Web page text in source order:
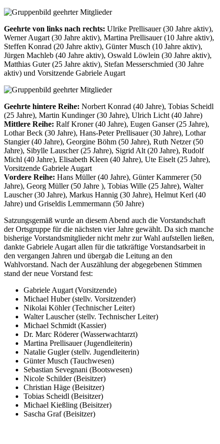
Geehrte von links nach rechts: Ulrike Prellisauer (30 Jahre aktiv),
Werner Augart (30 Jahre aktiv), Martina Prellisauer (10 Jahre aktiv),
Steffen Konrad (20 Jahre aktiv), Günter Musch (10 Jahre aktiv),
Jürgen Machleb (40 Jahre aktiv), Oswald Löwlein (30 Jahre aktiv),
Matthias Guter (25 Jahre aktiv), Stefan Messerschmied (30 Jahre
aktiv) und Vorsitzende Gabriele Augart
Geehrte hintere Reihe: Norbert Konrad (40 Jahre), Tobias Scheidl
(25 Jahre), Martin Kundinger (30 Jahre), Ulrich Licht (40 Jahre)
Mittlere Reihe: Ralf Kroner (40 Jahre), Eugen Ganser (25 Jahre),
Lothar Beck (30 Jahre), Hans-Peter Prellisauer (30 Jahre), Lothar
Stangier (40 Jahre), Georgine Böhm (50 Jahre), Ruth Netzer (50
Jahre), Sibylle Lauscher (25 Jahre), Sigrid Alt (20 Jahre), Rudolf
Michl (40 Jahre), Elisabeth Kleen (40 Jahre), Ute Eiselt (25 Jahre),
Vorsitzende Gabriele Augart
Vordere Reihe: Hans Müller (40 Jahre), Günter Kammerer (50
Jahre), Georg Müller (50 Jahre ), Tobias Wille (25 Jahre), Walter
Lauscher (30 Jahre), Markus Hannig (30 Jahre), Helmut Kerl (40
Jahre) und Griseldis Lemmermann (50 Jahre)
Satzungsgemäß wurde an diesem Abend auch die Vorstandschaft
der Ortsgruppe für die nächsten vier Jahre gewählt. Da sich manche
bisherige Vorstandsmitglieder nicht mehr zur Wahl aufstellen ließen,
dankte Gabriele Augart allen für die tatkräftige Vorstandsarbeit in
den vergangen Jahren und übergab die Leitung an den
Wahlvorstand. Nach der Auszählung der abgegebenen Stimmen
stand der neue Vorstand fest:
Gabriele Augart (Vorsitzende)
Michael Huber (stellv. Vorsitzender)
Nikolai Köhler (Technischer Leiter)
Walter Lauscher (stellv. Technischer Leiter)
Michael Schmidt (Kassier)
Dr. Marc Röderer (Wasserwachtarzt)
Martina Prellisauer (Jugendleiterin)
Natalie Gugler (stellv. Jugendleiterin)
Günter Musch (Tauchwesen)
Sebastian Sevegnani (Bootswesen)
Nicole Schilder (Beisitzer)
Christian Häge (Beisitzer)
Tobias Scheidl (Beisitzer)
Michael Kießling (Beisitzer)
Sascha Graf (Beisitzer)